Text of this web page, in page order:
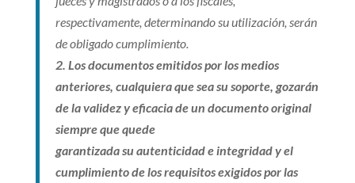
respectivamente, determinando su utilización, serán
de obligado cumplimiento.
2. Los documentos emitidos por los medios
anteriores, cualquiera que sea su soporte, gozarán
de la validez y eficacia de un documento original
siempre que quede
garantizada su autenticidad e integridad y el
cumplimiento de los requisitos exigidos por las